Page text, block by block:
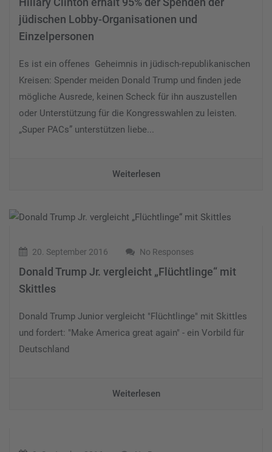
jüdischen Lobby-Organisationen und
Einzelpersonen
Es ist ein offenes Geheimnis in jüdisch-republikanischen
Kreisen: Spender meiden Donald Trump und finden jede
mögliche Ausrede, keinen Scheck für ihn auszustellen
oder Unterstützung für die Kongresswahlen zu leisten.
„Super PACs” unterstützen liebe...
Weiterlesen
20. September 2016 No Responses
Donald Trump Jr. vergleicht „Flüchtlinge“ mit
Skittles
Donald Trump Junior vergleicht "Flüchtlinge" mit Skittles
und fordert: "Make America great again" - ein Vorbild für
Deutschland
Weiterlesen